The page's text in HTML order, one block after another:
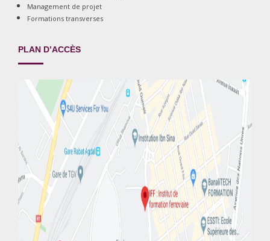
Management de projet
Formations transverses
PLAN D’ACCÈS